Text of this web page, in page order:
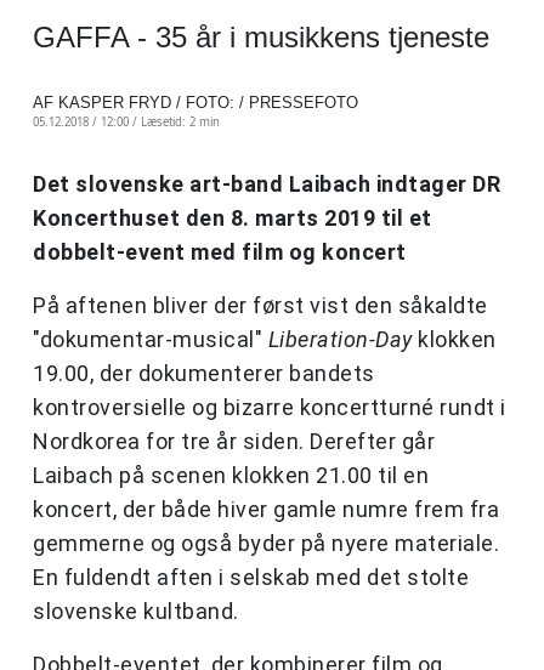
GAFFA - 35 år i musikkens tjeneste
AF KASPER FRYD / FOTO: / PRESSEFOTO
05.12.2018 / 12:00 / Læsetid: 2 min
Det slovenske art-band Laibach indtager DR
Koncerthuset den 8. marts 2019 til et
dobbelt-event med film og koncert
På aftenen bliver der først vist den såkaldte
"dokumentar-musical" Liberation-Dayklokken
19.00, der dokumenterer bandets
kontroversielle og bizarre koncertturné rundt i
Nordkorea for tre år siden. Derefter går
Laibach på scenen klokken 21.00 til en
koncert, der både hiver gamle numre frem fra
gemmerne og også byder på nyere materiale.
En fuldendt aften i selskab med det stolte
slovenske kultband.
Dobbelt-eventet, der kombinerer film og